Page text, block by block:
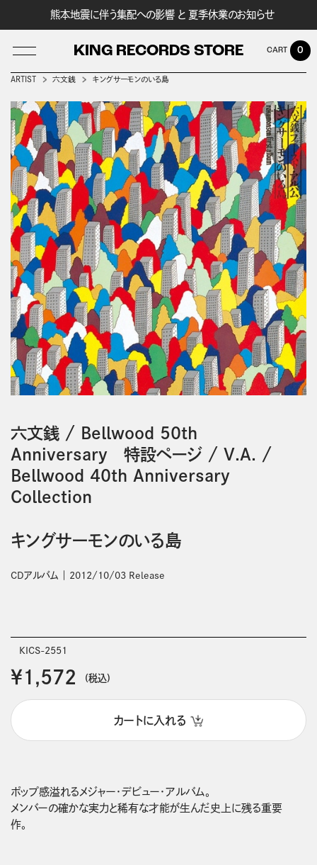
熊本地震に伴う集配への影響 と 夏季休業のお知らせ
KING RECORDS STORE
LOG IN
0
ARTIST 六文銭 キングサーモンのいる島
六文銭/
Bellwood 50th
Anniversary 特設ページ / V.A. /
Bellwood 40th Anniversary
Collection
キングサーモンのいる島
CDアルバム 2012/10/03 Release
KICS-2551
￥1,572 (税込)
カートに入れる
ポップ感溢れるメジャー・デビュー・アルバム。
メンバーの確かな実力と稀有な才能が生んだ史上に残る重要